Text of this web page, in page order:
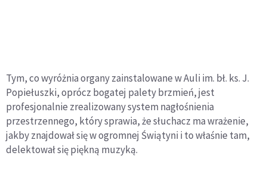
Tym, co wyróżnia organy zainstalowane w Auli im. bł. ks. J.
Popiełuszki, oprócz bogatej palety brzmień, jest
profesjonalnie zrealizowany system nagłośnienia
przestrzennego, który sprawia, że słuchacz ma wrażenie,
jakby znajdował się w ogromnej Świątyni i to właśnie tam,
delektował się piękną muzyką.